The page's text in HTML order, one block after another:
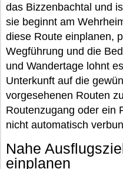
das Bizzenbachtal und
sie beginnt am
diese Route einplanen,
Wegführung und die
und Wandertage lohnt
Unterkunft auf die
vorgesehenen Routen
Routenzugang oder ein
nicht automatisch
Nahe
einplanen